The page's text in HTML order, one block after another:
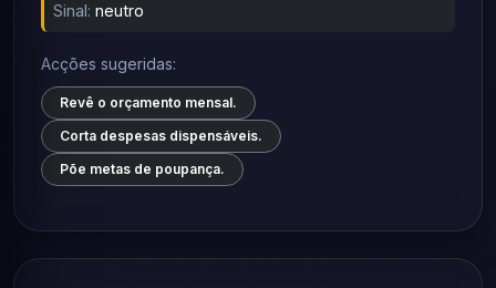
Sinal: neutro
Acções sugeridas:
Revê o orçamento mensal.
Corta despesas dispensáveis.
Põe metas de poupança.